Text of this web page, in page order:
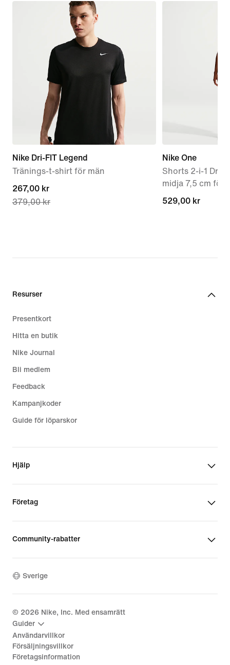
Nike Dri-FIT Legend
Tränings-t-shirt för män
current
price
379,00 kr
267,00 kr
379,00 kr
Nike One
Shorts 2-i-1 Dri-
midja 7,5 cm för
529,00 kr
529,00 kr
Resurser
Presentkort
Hitta en butik
Nike Journal
Bli medlem
Feedback
Kampanjkoder
Guide för löparskor
Hjälp
Företag
Community-rabatter
Sverige
© 2026 Nike, Inc. Med ensamrätt
Guider
Användarvillkor
Försäljningsvillkor
Företagsinformation